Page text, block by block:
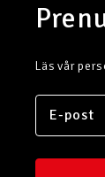
Läs vår